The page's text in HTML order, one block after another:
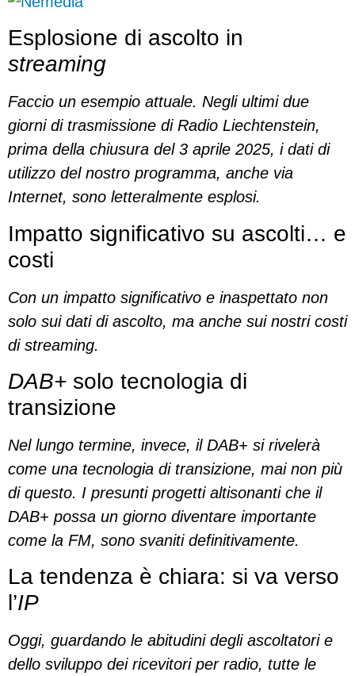
Esplosione di ascolto in
streaming
Faccio un esempio attuale. Negli ultimi due
giorni di trasmissione di Radio Liechtenstein,
prima della chiusura del 3 aprile 2025, i dati di
utilizzo del nostro programma, anche via
Internet, sono letteralmente esplosi.
Impatto significativo su ascolti… e
costi
Con un impatto significativo e inaspettato non
solo sui dati di ascolto, ma anche sui nostri costi
di streaming.
DAB+ solo tecnologia di
transizione
Nel lungo termine, invece, il DAB+ si rivelerà
come una tecnologia di transizione, mai non più
di questo. I presunti progetti altisonanti che il
DAB+ possa un giorno diventare importante
come la FM, sono svaniti definitivamente.
La tendenza è chiara: si va verso
l’IP
Oggi, guardando le abitudini degli ascoltatori e
dello sviluppo dei ricevitori per radio, tutte le